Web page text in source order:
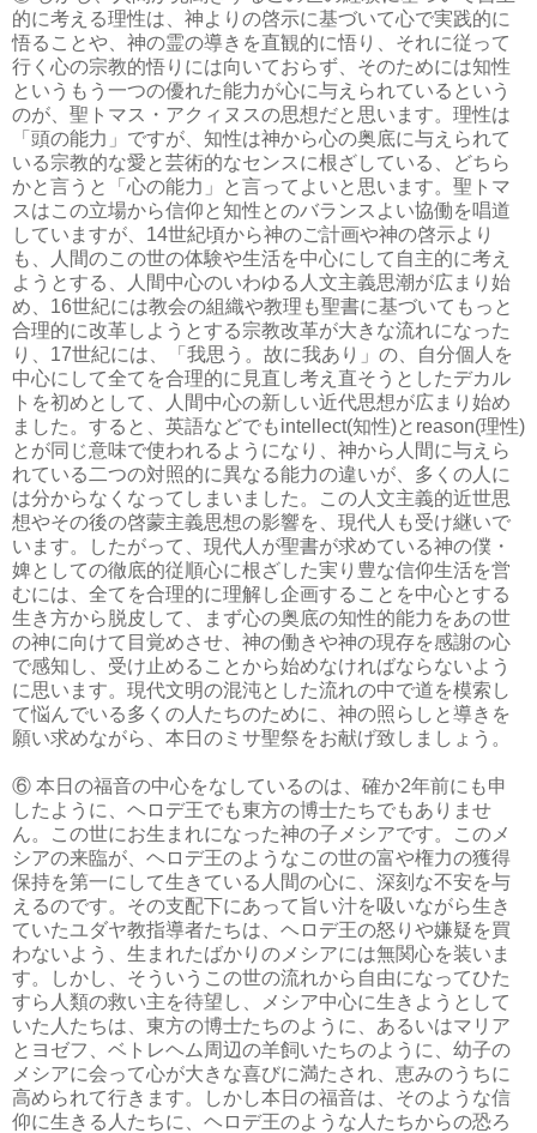
的に考える理性は、神よりの啓示に基づいて心で実践的に
悟ることや、神の霊の導きを直観的に悟り、それに従って
行く心の宗教的悟りには向いておらず、そのためには知性
というもう一つの優れた能力が心に与えられているという
のが、聖トマス・アクィヌスの思想だと思います。理性は
「頭の能力」ですが、知性は神から心の奥底に与えられて
いる宗教的な愛と芸術的なセンスに根ざしている、どちら
かと言うと「心の能力」と言ってよいと思います。聖トマ
スはこの立場から信仰と知性とのバランスよい協働を唱道
していますが、14世紀頃から神のご計画や神の啓示より
も、人間のこの世の体験や生活を中心にして自主的に考え
ようとする、人間中心のいわゆる人文主義思潮が広まり始
め、16世紀には教会の組織や教理も聖書に基づいてもっと
合理的に改革しようとする宗教改革が大きな流れになった
り、17世紀には、「我思う。故に我あり」の、自分個人を
中心にして全てを合理的に見直し考え直そうとしたデカル
トを初めとして、人間中心の新しい近代思想が広まり始め
ました。すると、英語などでもintellect(知性)とreason(理性)
とが同じ意味で使われるようになり、神から人間に与えら
れている二つの対照的に異なる能力の違いが、多くの人に
は分からなくなってしまいました。この人文主義的近世思
想やその後の啓蒙主義思想の影響を、現代人も受け継いで
います。したがって、現代人が聖書が求めている神の僕・
婢としての徹底的従順心に根ざした実り豊な信仰生活を営
むには、全てを合理的に理解し企画することを中心とする
生き方から脱皮して、まず心の奥底の知性的能力をあの世
の神に向けて目覚めさせ、神の働きや神の現存を感謝の心
で感知し、受け止めることから始めなければならないよう
に思います。現代文明の混沌とした流れの中で道を模索し
て悩んでいる多くの人たちのために、神の照らしと導きを
願い求めながら、本日のミサ聖祭をお献げ致しましょう。
⑥ 本日の福音の中心をなしているのは、確か2年前にも申
したように、ヘロデ王でも東方の博士たちでもありませ
ん。この世にお生まれになった神の子メシアです。このメ
シアの来臨が、ヘロデ王のようなこの世の富や権力の獲得
保持を第一にして生きている人間の心に、深刻な不安を与
えるのです。その支配下にあって旨い汁を吸いながら生き
ていたユダヤ教指導者たちは、ヘロデ王の怒りや嫌疑を買
わないよう、生まれたばかりのメシアには無関心を装いま
す。しかし、そういうこの世の流れから自由になってひた
すら人類の救い主を待望し、メシア中心に生きようとして
いた人たちは、東方の博士たちのように、あるいはマリア
とヨゼフ、ベトレヘム周辺の羊飼いたちのように、幼子の
メシアに会って心が大きな喜びに満たされ、恵みのうちに
高められて行きます。しかし本日の福音は、そのような信
仰に生きる人たちに、ヘロデ王のような人たちからの恐ろ